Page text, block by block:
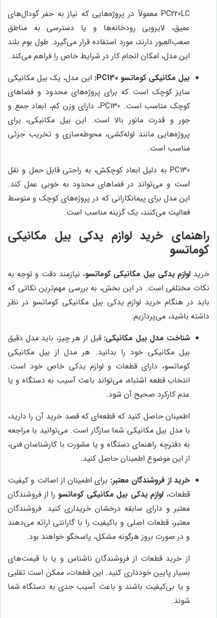
PC220LC معمولاً در پروژه‌هایی که نیاز به حفر گودال‌های
عمیق، لایروبی رودخانه‌ها و یا دسترسی به مناطق
صعب‌العبور دارند، مورد استفاده قرار می‌گیرد. طول بوم بلند
این مدل، امکان انجام کار در شرایط خاص را فراهم می‌کند.
بیل مکانیکی کوماتسو PC130:
این مدل، یک بیل مکانیکی
سایز کوچک است که برای پروژه‌های محدود و فضاهای
کوچک مناسب است. PC130، دارای وزن کم، ابعاد جمع و
جور و قدرت مانور بالا است. این بیل مکانیکی، برای
پروژه‌هایی مانند لوله‌کشی، محوطه‌سازی و تخریب جزئی
مناسب است.
PC130 به دلیل ابعاد کوچکش، به راحتی قابل حمل و نقل
است و می‌تواند در فضاهای محدود به خوبی عمل کند.
این مدل برای پیمانکارانی که در پروژه‌های کوچک و متوسط
فعالیت می‌کنند، یک گزینه مناسب است.
راهنمای خرید لوازم یدکی بیل مکانیکی
کوماتسو
خرید لوازم یدکی بیل مکانیکی کوماتسو، نیازمند دقت و توجه به
نکات مختلفی است. در این بخش، به بررسی مهم‌ترین نکاتی که
باید در هنگام خرید لوازم یدکی بیل مکانیکی کوماتسو در نظر
داشته باشید، می‌پردازیم:
شناخت مدل بیل مکانیکی: قبل از هر چیز، باید مدل دقیق
بیل مکانیکی خود را بدانید. هر مدل از بیل مکانیکی
کوماتسو، دارای قطعات و لوازم یدکی خاص خود است.
انتخاب قطعه اشتباه، می‌تواند باعث آسیب به دستگاه و یا
عدم کارکرد صحیح آن شود.
اطمینان حاصل کنید که قطعه‌ای که قصد خرید آن را دارید،
با مدل بیل مکانیکی شما سازگار است. می‌توانید با مراجعه
به دفترچه راهنمای دستگاه و یا مشورت با کارشناسان فنی،
از این موضوع اطمینان حاصل کنید.
خرید از فروشندگان معتبر: برای اطمینان از اصالت و کیفیت
قطعات، لوازم یدکی بیل مکانیکی کوماتسو را از فروشندگان
معتبر و دارای سابقه درخشان خریداری کنید. فروشندگان
معتبر، قطعات اصلی و باکیفیت را با گارانتی ارائه می‌دهند
و در صورت بروز هرگونه مشکل، پاسخگو خواهند بود.
از خرید قطعات از فروشندگان ناشناس و یا با قیمت‌های
بسیار پایین خودداری کنید. این قطعات، ممکن است تقلبی
و یا بی‌کیفیت باشند و باعث آسیب جدی به دستگاه شما
شوند.